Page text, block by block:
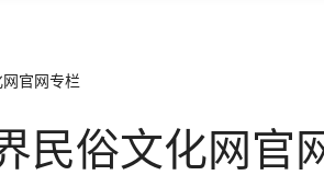
官网专栏
民俗文化网官